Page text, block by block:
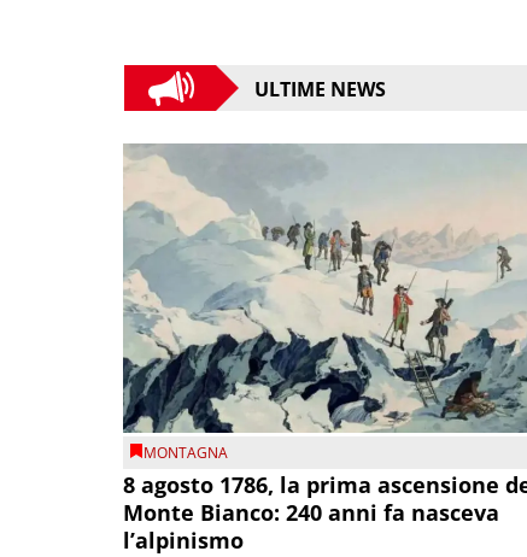
ULTIME NEWS
MONTAGNA
8 agosto 1786, la prima ascensione
Monte Bianco: 240 anni fa nasceva
l’alpinismo